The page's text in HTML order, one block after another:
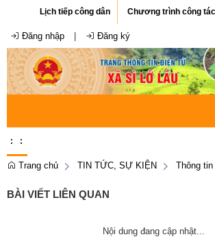
Lịch tiếp công dân Chương trình công tác
Đăng nhập Đăng ký
: :
Trang chủ TIN TỨC, SỰ KIỆN Thông
BÀI VIẾT LIÊN QUAN
Nội dung đang cập nhật...